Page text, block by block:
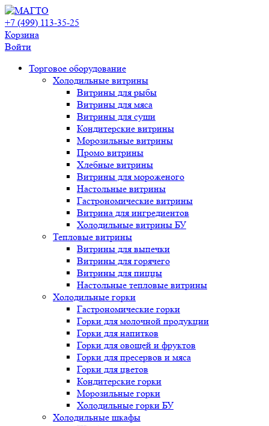
+7 (499) 113-35-25
Корзина
Войти
Свернуть/
развернуть
Торговое оборудованиe
Холодильные витрины
Витрины для рыбы
Витрины для мяса
Витрины для суши
Кондитерские витрины
Морозильные витрины
Промо витрины
Хлебные витрины
Витрины для мороженого
Настольные витрины
Гастрономические витрины
Витрина для ингредиентов
Холодильные витрины БУ
Тепловые витрины
Витрины для выпечки
Витрины для горячего
Витрины для пиццы
Настольные тепловые витрины
Холодильные горки
Гастрономические горки
Горки для молочной продукции
Горки для напитков
Горки для овощей и фруктов
Горки для пресервов и мяса
Горки для цветов
Кондитерские горки
Морозильные горки
Холодильные горки БУ
Холодильные шкафы